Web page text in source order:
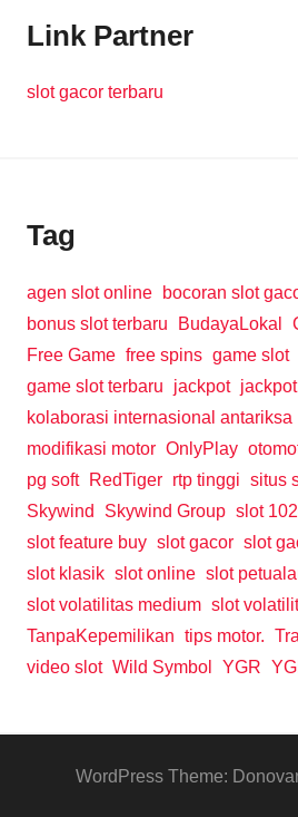
Link Partner
slot gacor terbaru
Tag
agen slot online bocoran slot
bonus slot terbaru
BudayaLokal
Free Game free spins game slot
game slot terbaru
jackpot
kolaborasi internasional antariksa
modifikasi motor OnlyPlay
pg soft
RedTiger rtp tinggi situs
Skywind
Skywind Group slot
slot feature buy slot gacor slot
slot klasik slot online slot
slot volatilitas medium slot
TanpaKepemilikan tips motor.
video slot Wild Symbol YGR
WordPress Theme: